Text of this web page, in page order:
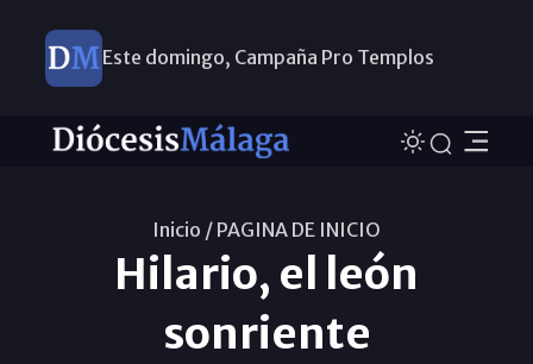
Este domingo, Campaña Pro Templos
Inicio / PAGINA DE INICIO
Hilario, el león
sonriente